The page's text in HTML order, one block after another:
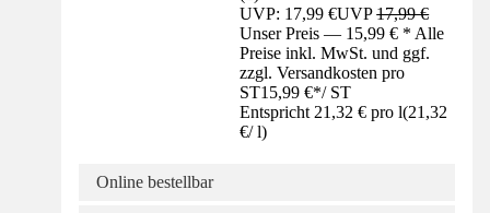
UVP: 17,99 €UVP17,99 €
Unser Preis — 15,99 € * Alle
Preise inkl. MwSt. und ggf.
zzgl. Versandkosten pro
ST15,99 €*/ ST
Entspricht 21,32 € pro l(21,32
€/ l)
Online bestellbar